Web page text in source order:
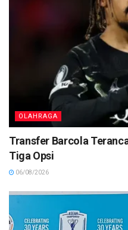
OLAHRAGA
Transfer Barcola
Tiga Opsi
06/08/2026